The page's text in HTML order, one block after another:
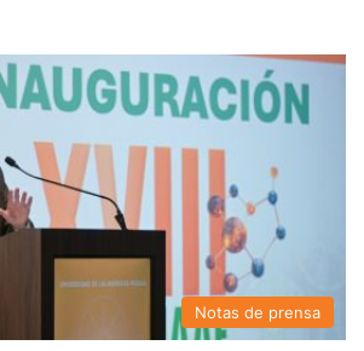
Notas de prensa